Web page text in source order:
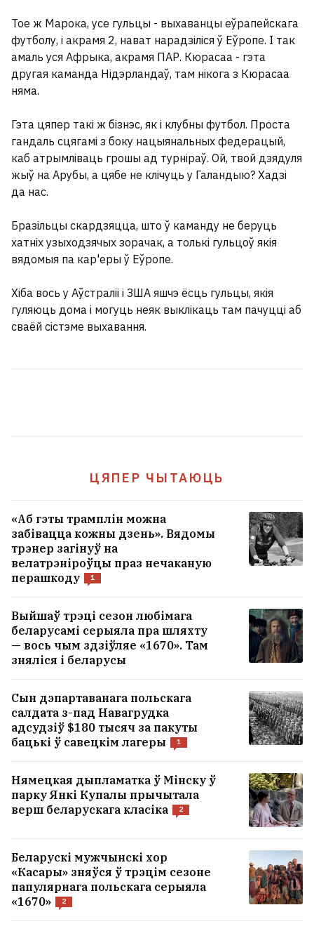
Тое ж Марока, усе гульцы - выхаванцы еўрапейскага
футболу, і акрамя 2, нават нарадзіліся ў Еўропе. І так
амаль уся Афрыка, акрамя ПАР. Кюрасаа - гэта
другая каманда Нідэрландаў, там нікога з Кюрасаа
няма.
Гэта цяпер такі ж бізнэс, як і клубны футбол. Проста
гандаль сцягамі з боку нацыянальных федерацый,
каб атрымліваць грошы ад турніраў. Ой, твой дзядуля
жыў на Арубы, а цябе не клічуць у Галандыю? Хадзі
да нас.
Бразільцы скардзяцца, што ў каманду не беруць
хатніх узыходзячых зорачак, а толькі гульцоў якія
вядомыя па кар'еры ў Еўропе.
Хіба вось у Аўстраліі і ЗША яшчэ ёсць гульцы, якія
гуляюць дома і могуць неяк выклікаць там пачуцці аб
сваёй сістэме выхавання.
ЦЯПЕР ЧЫТАЮЦЬ
«Аб гэты трамплін можна
забівацца кожны дзень». Вядомы
трэнер загінуў на
велатрэніроўцы праз нечаканую
перашкоду
1
Выйшаў трэці сезон любімага
беларусамі серыяла пра шляхту
— вось чым здзіўляе «1670». Там
зняліся і беларусы
Сын дэпартаванага польскага
салдата з-пад Навагрудка
адсудзіў $180 тысяч за пакуты
бацькі ў савецкім лагеры
1
Нямецкая дыпламатка ў Мінску ў
парку Янкі Купалы прычытала
верш беларускага класіка
2
Беларускі мужчынскі хор
«Касары» зняўся ў трэцім сезоне
папулярнага польскага серыяла
«1670»
2
продаж вядомы бар
адмовіла беларусу ў падаўжэнні поліса
пасля буйной выплаты
5
Інфанціна выбачыўся за памылку, але
УСЕ НАВІНЫ →